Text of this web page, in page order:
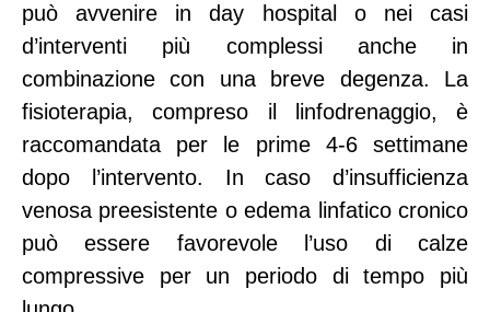
può avvenire in day hospital o nei casi
d’interventi più complessi anche in
combinazione con una breve degenza. La
fisioterapia, compreso il linfodrenaggio, è
raccomandata per le prime 4-6 settimane
dopo l’intervento. In caso d’insufficienza
venosa preesistente o edema linfatico cronico
può essere favorevole l’uso di calze
compressive per un periodo di tempo più